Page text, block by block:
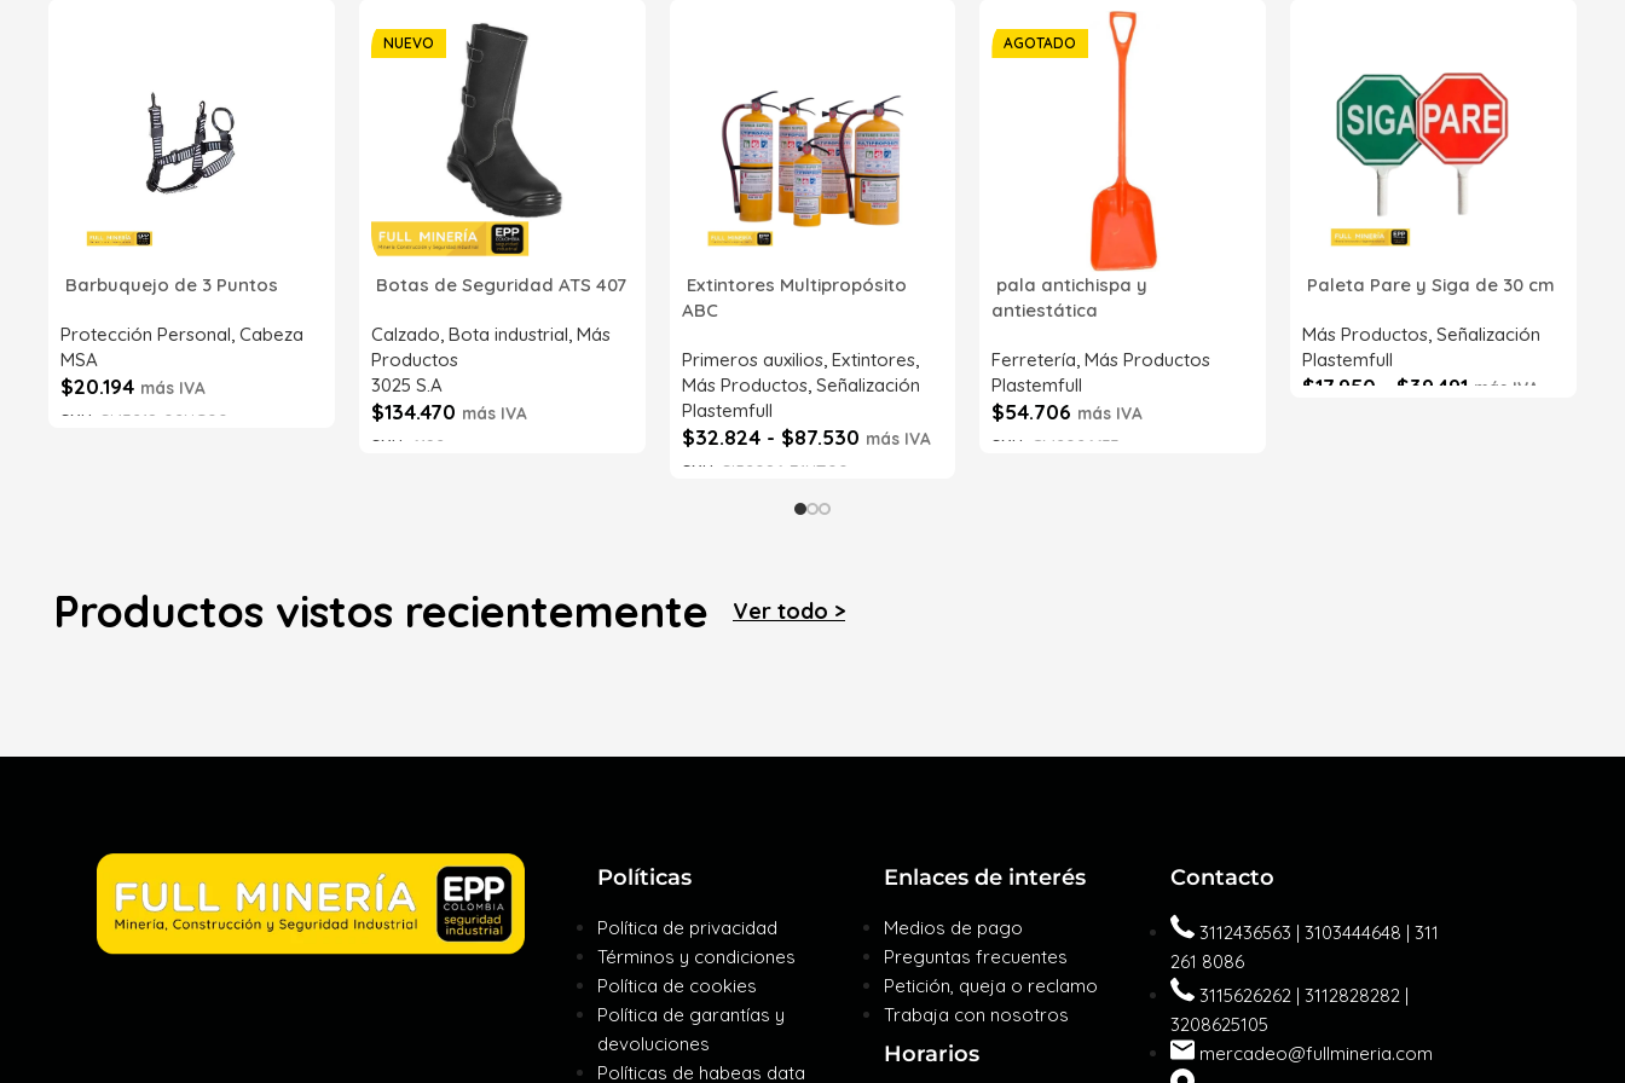
Barbuquejo de 3 Puntos
Protección Personal, Cabeza
MSA
$20.194 más IVA
SKU: SI43218-02NG00
NUEVO
Botas de Seguridad ATS 407
Calzado, Bota industrial, Más
Productos
3025 S.A
$134.470 más IVA
SKU:
6192
Extintores Multipropósito
ABC
Primeros auxilios, Extintores,
Más Productos, Señalización
Plastemfull
$32.824 - $87.530 más IVA
SKU: SI52086-71NT00
Seleccionar opciones
AGOTADO
pala antichispa y
antiestática
Ferretería,Más Productos
Plastemfull
$54.706 más IVA
SKU:
CM2026633
Paleta Pare y Siga de 30 cm
Más Productos,Señalización
Plastemfull
$17.950 $39.491 más IVA
Productos vistos recientemente Ver todo >
Políticas
Política de privacidad
Términos y condiciones
Política de cookies
Política de garantías y
devoluciones
Políticas de habeas data
Enlaces de interés
Medios de pago
Preguntas frecuentes
Petición, queja o reclamo
Trabaja con nosotros
Horarios
Contacto
3112436563 | 3103444648 | 311
261 8086
3115626262 | 3112828282 |
3208625105
mercadeo@fullmineria.com